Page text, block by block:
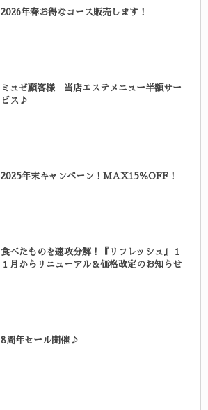
2026年春お得なコース販売します！
ミュゼ顧客様 当店エステメニュー半額サー
ビス♪
2025年末キャンペーン！MAX15％OFF！
食べたものを速攻分解！『リフレッシュ』１
１月からリニューアル＆価格改定のお知らせ
8周年セール開催♪